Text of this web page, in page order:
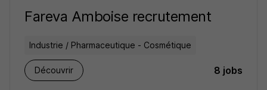
Fareva Amboise recrutement
Industrie / Pharmaceutique - Cosmétique
Découvrir 8 jobs